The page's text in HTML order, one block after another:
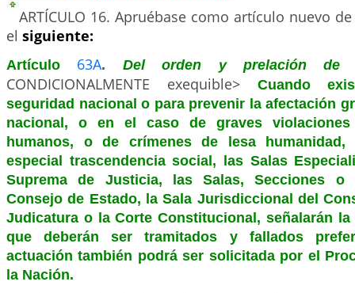
ARTÍCULO 16. Apruébase como artículo nuevo
el siguiente:
Artículo 63A. Del orden y prelación de
CONDICIONALMENTE exequible>
Cuando
seguridad nacional o para prevenir la afectación
nacional, o en el caso de graves
humanos, o de crímenes de lesa
especial trascendencia social, las Salas
Suprema de Justicia, las Salas, Secciones o
Consejo de Estado, la Sala Jurisdiccional del
Judicatura o la Corte Constitucional, señalarán
que deberán ser tramitados y fallados
actuación también podrá ser solicitada por el
la Nación.